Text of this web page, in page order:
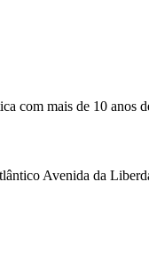
com mais de 10 anos
Avenida da